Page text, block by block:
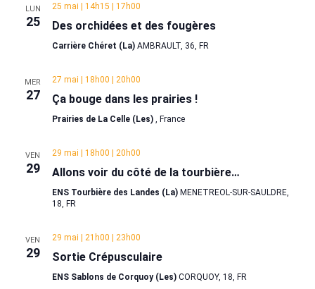
LUN
25
25 mai | 14h15 | 17h00
Des orchidées et des fougères
Carrière Chéret (La) AMBRAULT, 36, FR
MER
27
27 mai | 18h00 | 20h00
Ça bouge dans les prairies !
Prairies de La Celle (Les) , France
VEN
29
29 mai | 18h00 | 20h00
Allons voir du côté de la tourbière…
ENS Tourbière des Landes (La) MENETREOL-SUR-SAULDRE,
18, FR
VEN
29
29 mai | 21h00 | 23h00
Sortie Crépusculaire
ENS Sablons de Corquoy (Les) CORQUOY, 18, FR